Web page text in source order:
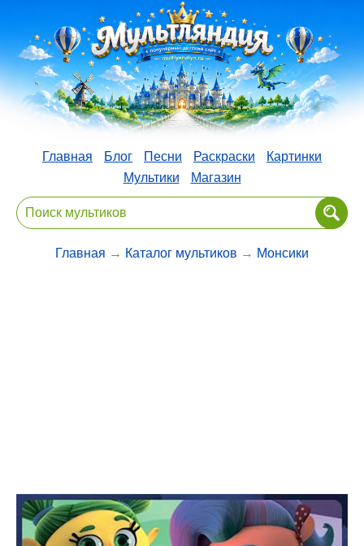
Главная Блог Песни Раскраски
Картинки
Мультики
Магазин
Главная → Каталог мультиков → Монсики